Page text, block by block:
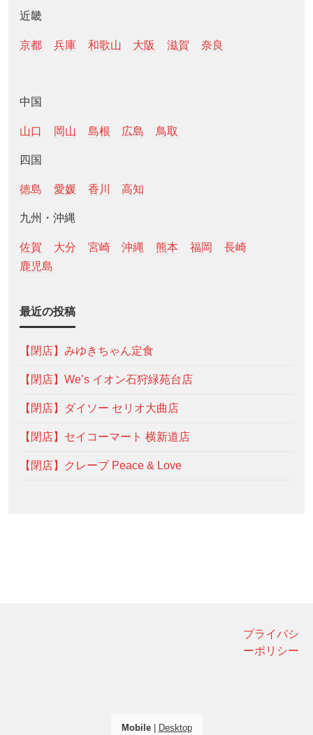
近畿
京都 兵庫 和歌山 大阪 滋賀 奈良
中国
山口 岡山 島根 広島 鳥取
四国
徳島 愛媛 香川 高知
九州・沖縄
佐賀 大分 宮崎 沖縄 熊本 福岡
長崎
鹿児島
最近の投稿
【閉店】みゆきちゃん定食
【閉店】We’s イオン石狩緑苑台店
【閉店】ダイソー セリオ大曲店
【閉店】セイコーマート 横新道店
【閉店】クレープ Peace & Love
プライバシ
ーポリシー
Mobile| Desktop